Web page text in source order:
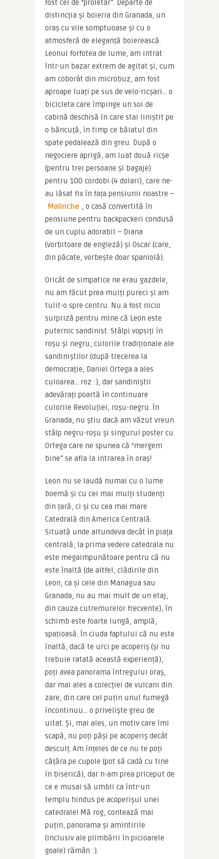
fost cel de “proletar”. Departe de
distincția și boieria din Granada, un
oraș cu vile somptuoase și cu o
atmosferă de eleganță boierească.
Leonul forfotea de lume, am intrat
într-un bazar extrem de agitat și, cum
am coborât din microbuz, am fost
aproape luați pe sus de velo-ricșari… o
bicicleta care împinge un soi de
cabină deschisă în care stai liniștit pe
o băncuță, în timp ce băiatul din
spate pedalează din greu. După o
negociere aprigă, am luat două ricșe
(pentru trei persoane și bagaje)
pentru 100 cordobi (4 dolari), care ne-
Malinche , o casă convertită în
pensiune pentru backpackeri condusă
de un cuplu adorabil – Diana
(vorbitoare de engleză) și Oscar (care,
din păcate, vorbește doar spaniolă).
Oricât de simpatice ne erau gazdele,
nu am făcut prea mulți pureci și am
tulit-o spre centru. Nu a fost nicio
surpriză pentru mine că Leon este
puternic sandinist. Stâlpi vopsiți în
roșu și negru, culorile tradiționale ale
sandiniștilor (după trecerea la
democrație, Daniel Ortega a ales
culoarea… roz :), dar sandiniștii
adevărați poartă în continuare
culorile Revoluției, roșu-negru. În
Granada, nu știu dacă am văzut vreun
stâlp negru-roșu și singurul poster cu
Ortega care ne spunea că “mergem
bine” se afla la intrarea în oraș!
Leon nu se laudă numai cu o lume
boemă și cu cei mai mulți studenți
din țară, ci și cu cea mai mare
Catedrală din America Centrală.
Situată unde altundeva decât în piața
centrală, la prima vedere catedrala nu
este megaimpunătoare pentru că nu
este înaltă (de altfel, clădirile din
Leon, ca și cele din Managua sau
Granada, nu au mai mult de un etaj,
din cauza cutremurelor frecvente), în
schimb este foarte lungă, amplă,
spațioasă. În ciuda faptului că nu este
înaltă, dacă te urci pe acoperiș (și nu
trebuie ratată această experiență),
poți avea panorama întregului oraș,
dar mai ales a colecției de vulcani din
zare, din care cel puțin unul fumegă
încontinuu… o priveliște greu de
uitat. Și, mai ales, un motiv care îmi
scapă, nu poți păși pe acoperiș decât
desculț. Am înțeles de ce nu te poți
cățăra pe cupole (pot să cadă cu tine
în biserică), dar n-am prea priceput de
ce e musai să umbli ca într-un
templu hindus pe acoperișul unei
catedrale! Mă rog, contează mai
puțin, panorama și amintirile
(inclusiv ale plimbării în picioarele
goale) rămân :).